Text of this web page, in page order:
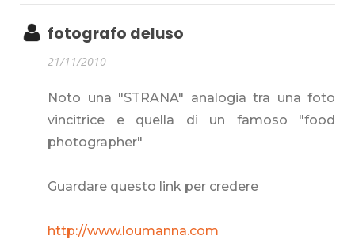
fotografo deluso
21/11/2010
Noto una "STRANA" analogia tra una foto
vincitrice e quella di un famoso "food
photographer"
Guardare questo link per credere
http://www.loumanna.com